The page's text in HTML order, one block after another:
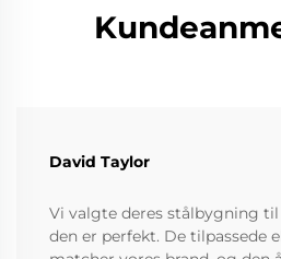
David Taylor
Vi valgte deres stålbygning
den er perfekt. De tilpassede